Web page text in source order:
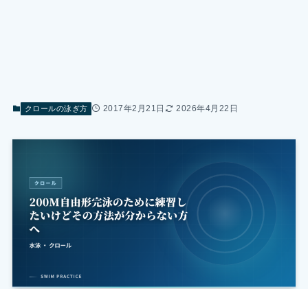
クロールの泳ぎ方 2017年2月21日 2026年4月22日